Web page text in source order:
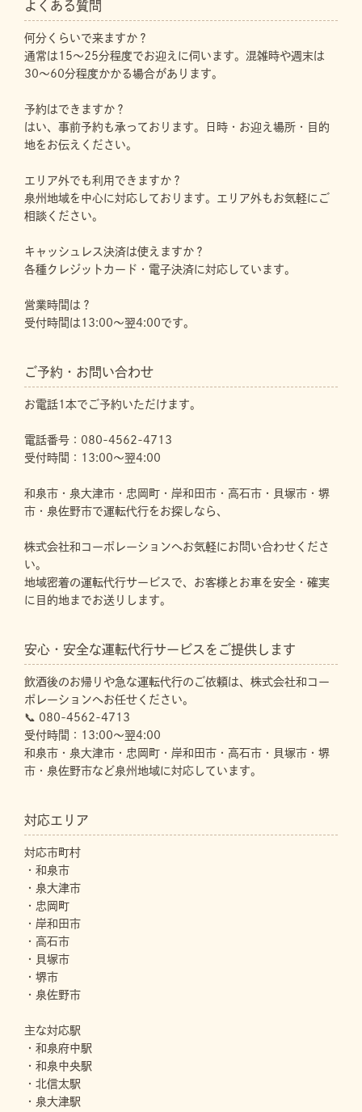
よくある質問
何分くらいで来ますか？
通常は15～25分程度でお迎えに伺います。混雑時や週末は
30～60分程度かかる場合があります。
予約はできますか？
はい、事前予約も承っております。日時・お迎え場所・目的
地をお伝えください。
エリア外でも利用できますか？
泉州地域を中心に対応しております。エリア外もお気軽にご
相談ください。
キャッシュレス決済は使えますか？
各種クレジットカード・電子決済に対応しています。
営業時間は？
受付時間は13:00～翌4:00です。
ご予約・お問い合わせ
お電話1本でご予約いただけます。
電話番号：080-4562-4713
受付時間：13:00～翌4:00
和泉市・泉大津市・忠岡町・岸和田市・高石市・貝塚市・堺
市・泉佐野市で運転代行をお探しなら、
株式会社和コーポレーションへお気軽にお問い合わせくださ
い。
地域密着の運転代行サービスで、お客様とお車を安全・確実
に目的地までお送りします。
安心・安全な運転代行サービスをご提供します
飲酒後のお帰りや急な運転代行のご依頼は、株式会社和コー
ポレーションへお任せください。
📞 080-4562-4713
受付時間：13:00～翌4:00
和泉市・泉大津市・忠岡町・岸和田市・高石市・貝塚市・堺
市・泉佐野市など泉州地域に対応しています。
対応エリア
対応市町村
・和泉市
・泉大津市
・忠岡町
・岸和田市
・高石市
・貝塚市
・堺市
・泉佐野市
主な対応駅
・和泉府中駅
・和泉中央駅
・北信太駅
・泉大津駅